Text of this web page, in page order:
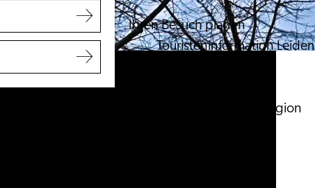
Ihren Besuch planen
Touristeninformation Leiden
Entdecken Sie die Region